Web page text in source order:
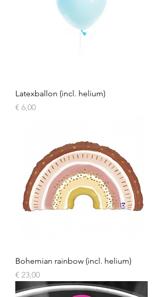
Latexballon (incl. helium)
Prijs
€ 6,00
Bohemian rainbow (incl. helium)
Prijs
€ 23,00